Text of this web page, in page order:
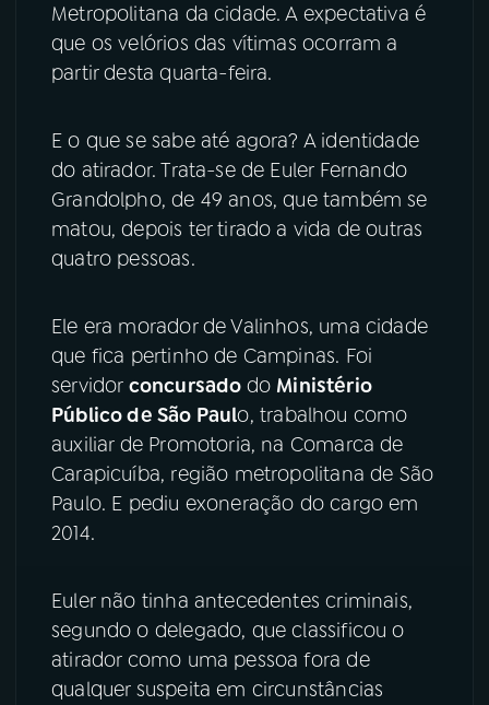
Metropolitana da cidade. A expectativa é
que os velórios das vítimas ocorram a
partir desta quarta-feira.
E o que se sabe até agora? A identidade
do atirador. Trata-se de Euler Fernando
Grandolpho, de 49 anos, que também se
matou, depois ter tirado a vida de outras
quatro pessoas.
Ele era morador de Valinhos, uma cidade
que fica pertinho de Campinas. Foi
servidor concursado do Ministério
Público de São Paulo, trabalhou como
auxiliar de Promotoria, na Comarca de
Carapicuíba, região metropolitana de São
Paulo. E pediu exoneração do cargo em
2014.
Euler não tinha antecedentes criminais,
segundo o delegado, que classificou o
atirador como uma pessoa fora de
qualquer suspeita em circunstâncias